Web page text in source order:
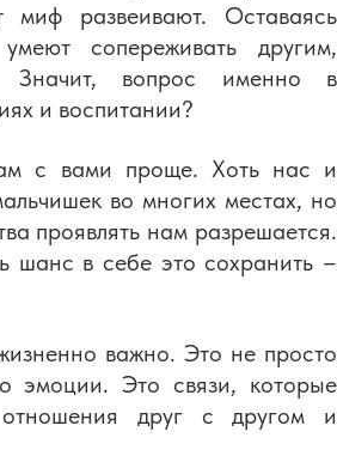
миф развеивают. Оставаясь
сопереживать другим,
Значит, вопрос именно в
и воспитании?
с вами проще. Хоть нас и
во многих местах, но
проявлять нам разрешается.
шанс в себе это сохранить –
важно. Это не просто
эмоции. Это связи, которые
друг с другом и